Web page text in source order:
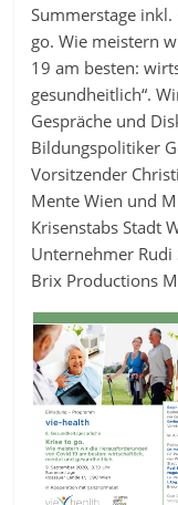
Summerstage inkl.
go. Wie meistern
19 am besten:
gesundheitlich“.
Gespräche und
Bildungspolitiker
Vorsitzender
Mente Wien und
Krisenstabs Stadt
Unternehmer
Brix Productions